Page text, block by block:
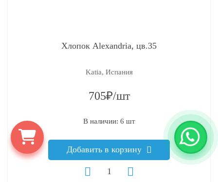
Хлопок Alexandria, цв.35
Katia, Испания
705₽/шт
В наличии: 6 шт
Добавить в корзину